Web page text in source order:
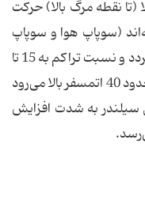
(تا نقطه مرگ بالا) حرکت
(سوپاپ هوا و سوپاپ
تخلیه) هوای داخل سیلندر متراکم می‌گردد و نسبت تراکم به 15 تا
20 برابر می‌رسد. فشار داخل سیلندر تا حدود 40 اتمسفر بالا می‌رود
سیلندر به شدت افزایش